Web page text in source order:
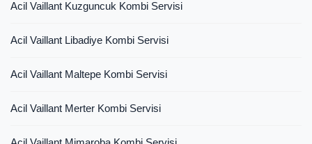
Acil Vaillant Kuzguncuk Kombi Servisi
Acil Vaillant Libadiye Kombi Servisi
Acil Vaillant Maltepe Kombi Servisi
Acil Vaillant Merter Kombi Servisi